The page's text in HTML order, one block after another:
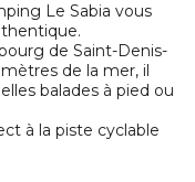
Le Sabia vous
de Saint-Denis-
de la mer, il
balades à pied ou
à la piste cyclable